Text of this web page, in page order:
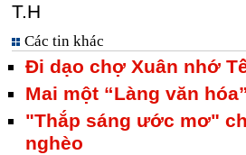
T.H
Các tin khác
Đi dạo chợ Xuân nhớ
Mai một “Làng văn hóa”
"Thắp sáng ước mơ"
nghèo